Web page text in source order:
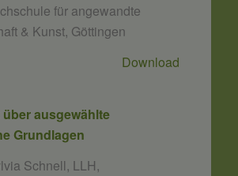
für angewandte
& Kunst, Göttingen
Download
ausgewählte
Grundlagen
Schnell, LLH,